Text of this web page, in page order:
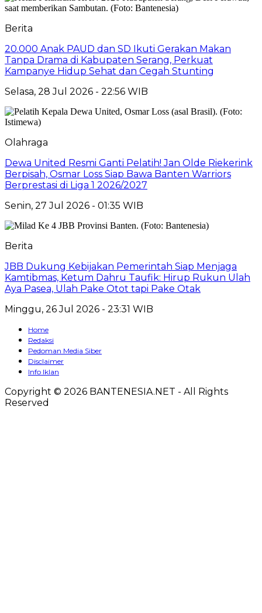
Berita
20.000 Anak PAUD dan SD Ikuti Gerakan Makan
Tanpa Drama di Kabupaten Serang, Perkuat
Kampanye Hidup Sehat dan Cegah Stunting
Selasa, 28 Jul 2026 - 22:56 WIB
Olahraga
Dewa United Resmi Ganti Pelatih! Jan Olde Riekerink
Berpisah, Osmar Loss Siap Bawa Banten Warriors
Berprestasi di Liga 1 2026/2027
Senin, 27 Jul 2026 - 01:35 WIB
Berita
JBB Dukung Kebijakan Pemerintah Siap Menjaga
Kamtibmas, Ketum Dahru Taufik: Hirup Rukun Ulah
Aya Pasea, Ulah Pake Otot tapi Pake Otak
Minggu, 26 Jul 2026 - 23:31 WIB
Home
Redaksi
Pedoman Media Siber
Disclaimer
Info Iklan
Copyright © 2026 BANTENESIA.NET - All Rights
Reserved